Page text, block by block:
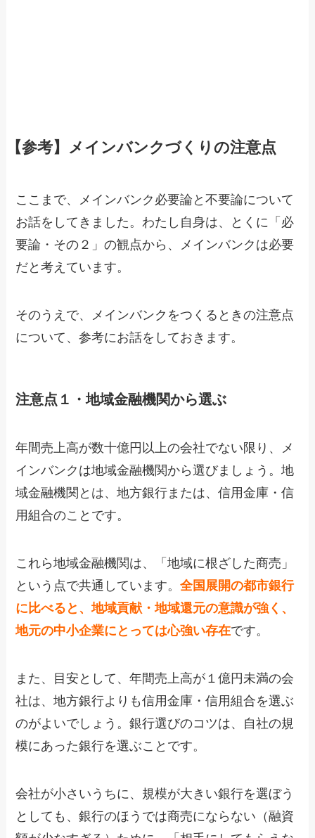
【参考】メインバンクづくりの注意点
ここまで、メインバンク必要論と不要論について
お話をしてきました。わたし自身は、とくに「必
要論・その２」の観点から、メインバンクは必要
だと考えています。
そのうえで、メインバンクをつくるときの注意点
について、参考にお話をしておきます。
注意点１・地域金融機関から選ぶ
年間売上高が数十億円以上の会社でない限り、メ
インバンクは地域金融機関から選びましょう。地
域金融機関とは、地方銀行または、信用金庫・信
用組合のことです。
これら地域金融機関は、「地域に根ざした商売」
という点で共通しています。全国展開の都市銀行
に比べると、地域貢献・地域還元の意識が強く、
地元の中小企業にとっては心強い存在です。
また、目安として、年間売上高が１億円未満の会
社は、地方銀行よりも信用金庫・信用組合を選ぶ
のがよいでしょう。銀行選びのコツは、自社の規
模にあった銀行を選ぶことです。
会社が小さいうちに、規模が大きい銀行を選ぼう
としても、銀行のほうでは商売にならない（融資